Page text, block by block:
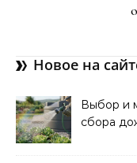
Новое на
Выбор и
сбора